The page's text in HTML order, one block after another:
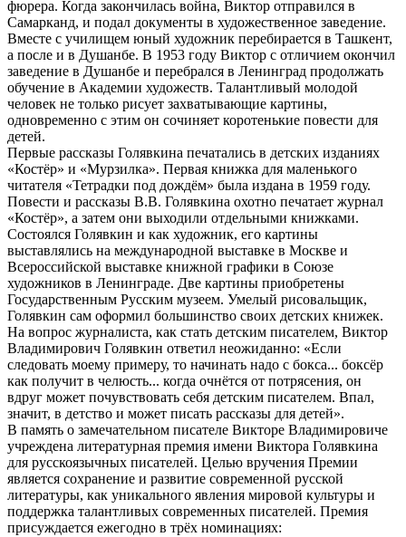
фюрера. Когда закончилась война, Виктор отправился в
Самарканд, и подал документы в художественное заведение.
Вместе с училищем юный художник перебирается в Ташкент,
а после и в Душанбе. В 1953 году Виктор с отличием окончил
заведение в Душанбе и перебрался в Ленинград продолжать
обучение в Академии художеств. Талантливый молодой
человек не только рисует захватывающие картины,
одновременно с этим он сочиняет коротенькие повести для
детей.
Первые рассказы Голявкина печатались в детских изданиях
«Костёр» и «Мурзилка». Первая книжка для маленького
читателя «Тетрадки под дождём» была издана в 1959 году.
Повести и рассказы В.В. Голявкина охотно печатает журнал
«Костёр», а затем они выходили отдельными книжками.
Состоялся Голявкин и как художник, его картины
выставлялись на международной выставке в Москве и
Всероссийской выставке книжной графики в Союзе
художников в Ленинграде. Две картины приобретены
Государственным Русским музеем. Умелый рисовальщик,
Голявкин сам оформил большинство своих детских книжек.
На вопрос журналиста, как стать детским писателем, Виктор
Владимирович Голявкин ответил неожиданно: «Если
следовать моему примеру, то начинать надо с бокса... боксёр
как получит в челюсть... когда очнётся от потрясения, он
вдруг может почувствовать себя детским писателем. Впал,
значит, в детство и может писать рассказы для детей».
В память о замечательном писателе Викторе Владимировиче
учреждена литературная премия имени Виктора Голявкина
для русскоязычных писателей. Целью вручения Премии
является сохранение и развитие современной русской
литературы, как уникального явления мировой культуры и
поддержка талантливых современных писателей. Премия
присуждается ежегодно в трёх номинациях: